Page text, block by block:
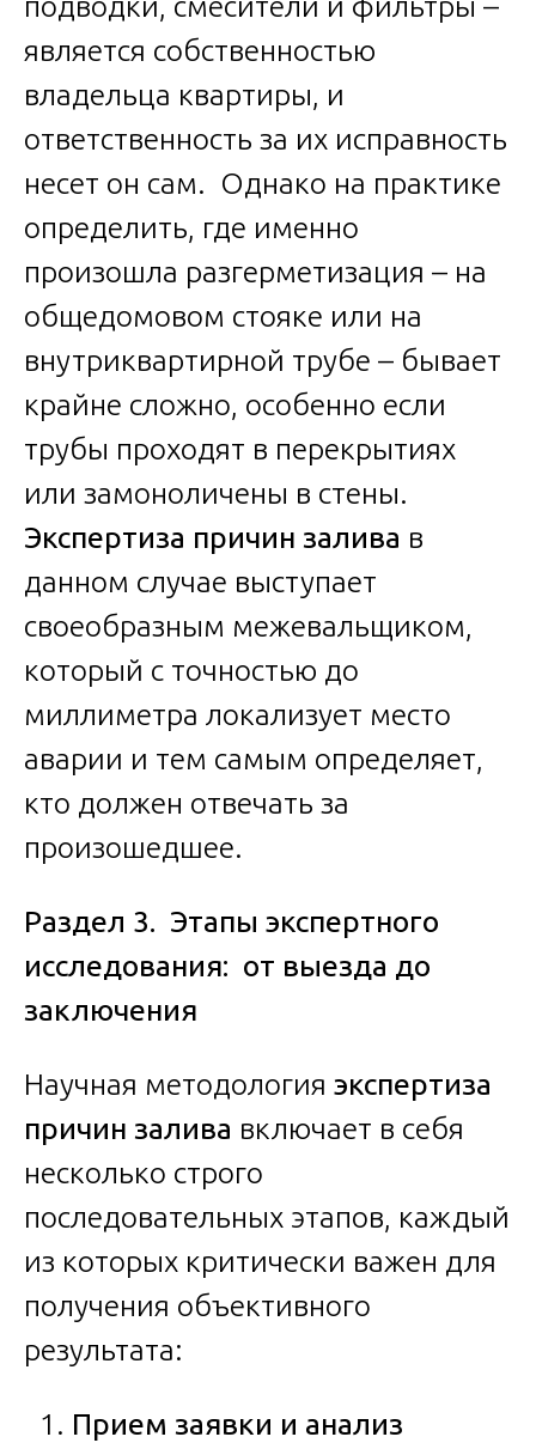
является собственностью
владельца квартиры, и
ответственность за их исправность
несет он сам. Однако на практике
определить, где именно
произошла разгерметизация – на
общедомовом стояке или на
внутриквартирной трубе – бывает
крайне сложно, особенно если
трубы проходят в перекрытиях
или замоноличены в стены.
Экспертиза причин залива в
данном случае выступает
своеобразным межевальщиком,
который с точностью до
миллиметра локализует место
аварии и тем самым определяет,
кто должен отвечать за
произошедшее.
Раздел 3. Этапы экспертного
исследования: от выезда до
заключения
Научная методология экспертиза
причин залива включает в себя
несколько строго
последовательных этапов, каждый
из которых критически важен для
получения объективного
результата:
Прием заявки и анализ